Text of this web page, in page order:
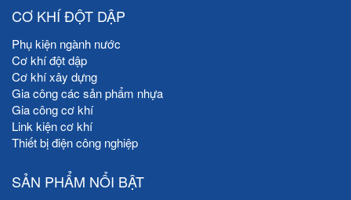
CƠ KHÍ ĐỘT DẬP
Phụ kiện ngành nước
Cơ khí đột dập
Cơ khí xây dựng
Gia công các sản phẩm nhựa
Gia công cơ khí
Link kiện cơ khí
Thiết bị điện công nghiệp
SẢN PHẨM NỔI BẬT